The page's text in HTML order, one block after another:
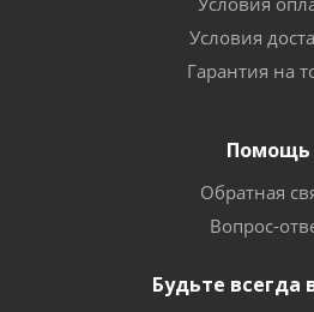
Условия
Гарантия на
Помощь
Обратная
Вопрос-
Будьте всегда